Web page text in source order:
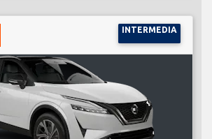
INTERMEDIA